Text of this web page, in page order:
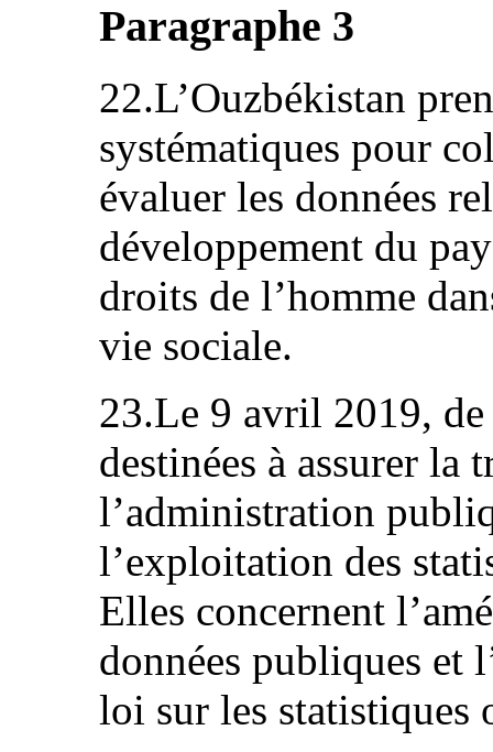
Paragraphe 3
22.L’Ouzbékistan
systématiques pour
évaluer les données
développement du
droits de l’homme
vie sociale.
23.Le 9 avril 2019, de
destinées à assurer la
l’administration
l’exploitation des
Elles concernent
données publiques et
loi sur les statistiques